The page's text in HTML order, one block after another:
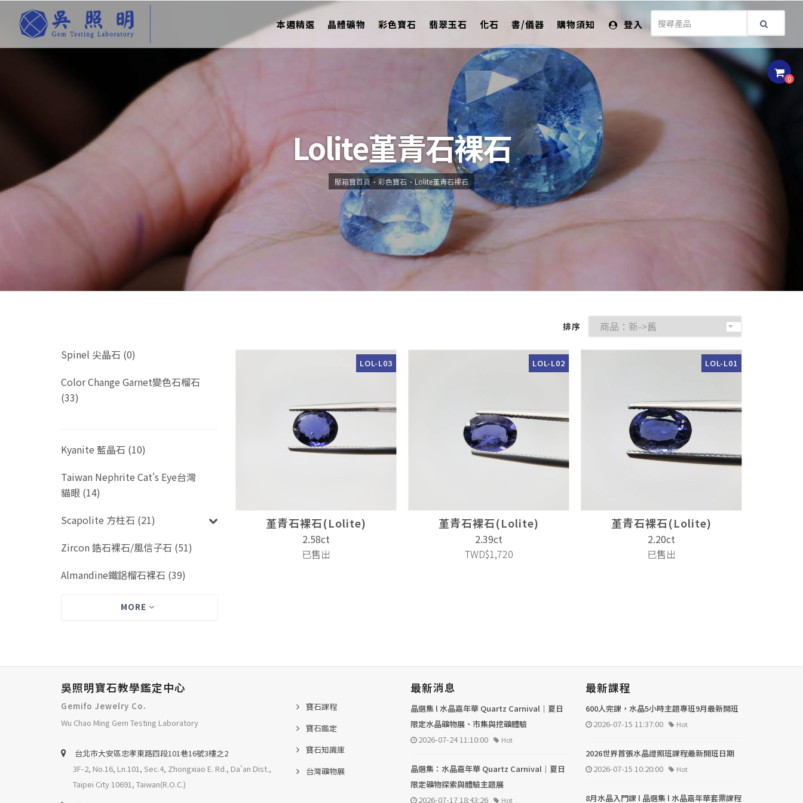
本週精選 晶體礦物 彩色寶石 翡翠玉石 化石 書/儀器 購物須知 登入
0
Lolite堇青石裸石
壓箱寶首頁 彩色寶石 Lolite堇青石裸石
排序
Spinel 尖晶石 (0)
Color Change Garnet變色石榴石
(33)
Kyanite 藍晶石 (10)
Taiwan Nephrite Cat's Eye台灣
貓眼 (14)
Scapolite 方柱石 (21)
Zircon 鋯石裸石/風信子石 (51)
Almandine鐵鋁榴石裸石 (39)
MORE
堇青石裸石(Lolite)
LOL-L03
2.58ct
已售出
堇青石裸石(Lolite)
LOL-L02
2.39ct
TWD$1,720
堇青石裸石(Lolite)
LOL-L01
2.20ct
已售出
吳照明寶石教學鑑定中心
Gemifo Jewelry Co.
Wu Chao Ming Gem Testing Laboratory
台北巿大安區忠孝東路四段101巷16號3樓之2
3F-2, No.16, Ln.101, Sec.4, Zhongxiao E. Rd., Da'an Dist.,
Taipei City 10691, Taiwan(R.O.C.)
寶石課程
寶石鑑定
寶石知識庫
台灣礦物展
最新消息
晶選集 l 水晶嘉年華 Quartz Carnival｜夏日
限定水晶礦物展、市集與挖礦體驗
2026-07-24 11:10:00
Hot
晶選集：水晶嘉年華 Quartz Carnival｜夏日
限定礦物探索與體驗主題展
2026-07-17 18:43:26
Hot
最新課程
600人完課，水晶5小時主題專班9月最新開班
2026-07-15 11:37:00
Hot
2026世界首張水晶證照班課程最新開班日期
2026-07-15 10:20:00
Hot
8月水晶入門課 l 晶選集 l 水晶嘉年華套票課程